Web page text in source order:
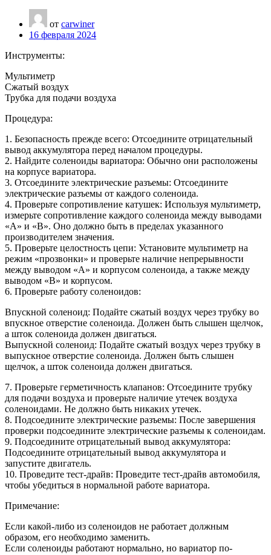
от carwiner
16 февраля 2024
Инструменты:
Мультиметр
Сжатый воздух
Трубка для подачи воздуха
Процедура:
1. Безопасность прежде всего: Отсоедините отрицательный
вывод аккумулятора перед началом процедуры.
2. Найдите соленоиды вариатора: Обычно они расположены
на корпусе вариатора.
3. Отсоедините электрические разъемы: Отсоедините
электрические разъемы от каждого соленоида.
4. Проверьте сопротивление катушек: Используя мультиметр,
измерьте сопротивление каждого соленоида между выводами
«A» и «B». Оно должно быть в пределах указанного
производителем значения.
5. Проверьте целостность цепи: Установите мультиметр на
режим «прозвонки» и проверьте наличие непрерывности
между выводом «A» и корпусом соленоида, а также между
выводом «B» и корпусом.
6. Проверьте работу соленоидов:
Впускной соленоид: Подайте сжатый воздух через трубку во
впускное отверстие соленоида. Должен быть слышен щелчок,
а шток соленоида должен двигаться.
Выпускной соленоид: Подайте сжатый воздух через трубку в
выпускное отверстие соленоида. Должен быть слышен
щелчок, а шток соленоида должен двигаться.
7. Проверьте герметичность клапанов: Отсоедините трубку
для подачи воздуха и проверьте наличие утечек воздуха
соленоидами. Не должно быть никаких утечек.
8. Подсоедините электрические разъемы: После завершения
проверки подсоедините электрические разъемы к соленоидам.
9. Подсоедините отрицательный вывод аккумулятора:
Подсоедините отрицательный вывод аккумулятора и
запустите двигатель.
10. Проведите тест-драйв: Проведите тест-драйв автомобиля,
чтобы убедиться в нормальной работе вариатора.
Примечание:
Если какой-либо из соленоидов не работает должным
образом, его необходимо заменить.
Если соленоиды работают нормально, но вариатор по-